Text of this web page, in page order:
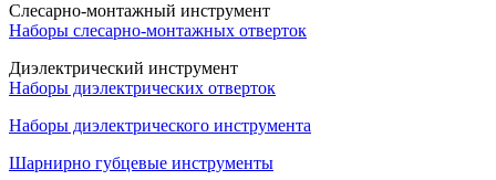
Слесарно-монтажный инструмент
Наборы слесарно-монтажных отверток
Диэлектрический инструмент
Наборы диэлектрических отверток
Наборы диэлектрического инструмента
Шарнирно губцевые инструменты